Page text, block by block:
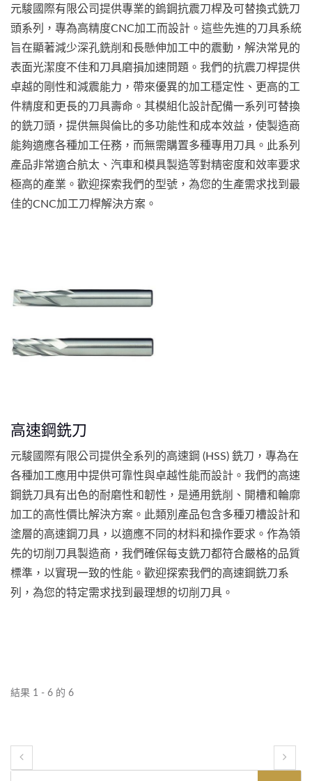
元駿國際有限公司提供專業的鎢鋼抗震刀桿及可替換式銑刀
頭系列，專為高精度CNC加工而設計。這些先進的刀具系統
旨在顯著減少深孔銑削和長懸伸加工中的震動，解決常見的
表面光潔度不佳和刀具磨損加速問題。我們的抗震刀桿提供
卓越的剛性和減震能力，帶來優異的加工穩定性、更高的工
件精度和更長的刀具壽命。其模組化設計配備一系列可替換
的銑刀頭，提供無與倫比的多功能性和成本效益，使製造商
能夠適應各種加工任務，而無需購置多種專用刀具。此系列
產品非常適合航太、汽車和模具製造等對精密度和效率要求
極高的產業。歡迎探索我們的型號，為您的生產需求找到最
佳的CNC加工刀桿解決方案。
高速鋼銑刀
元駿國際有限公司提供全系列的高速鋼 (HSS) 銑刀，專為在
各種加工應用中提供可靠性與卓越性能而設計。我們的高速
鋼銑刀具有出色的耐磨性和韌性，是通用銑削、開槽和輪廓
加工的高性價比解決方案。此類別產品包含多種刃槽設計和
塗層的高速鋼刀具，以適應不同的材料和操作要求。作為領
先的切削刀具製造商，我們確保每支銑刀都符合嚴格的品質
標準，以實現一致的性能。歡迎探索我們的高速鋼銑刀系
列，為您的特定需求找到最理想的切削刀具。
結果 1 - 6 的 6